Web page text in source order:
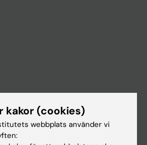
kakor (cookies)
webbplats använder vi